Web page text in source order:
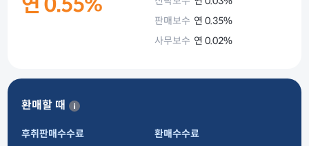
연 0.55%
판매보수 연 0.35%
사무보수 연 0.02%
환매할 때
후취판매수수료 환매수수료